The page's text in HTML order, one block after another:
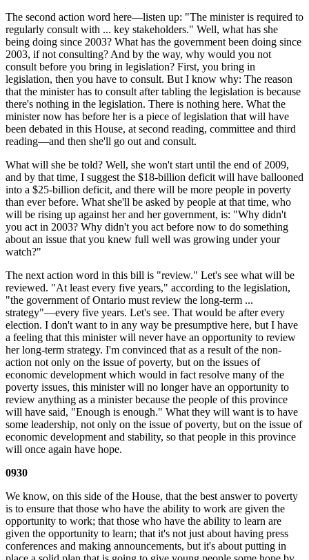
The second action word here—listen up: "The minister is required to
regularly consult with ... key stakeholders." Well, what has she
being doing since 2003? What has the government been doing since
2003, if not consulting? And by the way, why would you not
consult before you bring in legislation? First, you bring in
legislation, then you have to consult. But I know why: The reason
that the minister has to consult after tabling the legislation is because
there's nothing in the legislation. There is nothing here. What the
minister now has before her is a piece of legislation that will have
been debated in this House, at second reading, committee and third
reading—and then she'll go out and consult.
What will she be told? Well, she won't start until the end of 2009,
and by that time, I suggest the $18-billion deficit will have ballooned
into a $25-billion deficit, and there will be more people in poverty
than ever before. What she'll be asked by people at that time, who
will be rising up against her and her government, is: "Why didn't
you act in 2003? Why didn't you act before now to do something
about an issue that you knew full well was growing under your
watch?"
The next action word in this bill is "review." Let's see what will be
reviewed. "At least every five years," according to the legislation,
"the government of Ontario must review the long-term ...
strategy"—every five years. Let's see. That would be after every
election. I don't want to in any way be presumptive here, but I have
a feeling that this minister will never have an opportunity to review
her long-term strategy. I'm convinced that as a result of the non-
action not only on the issue of poverty, but on the issues of
economic development which would in fact resolve many of the
poverty issues, this minister will no longer have an opportunity to
review anything as a minister because the people of this province
will have said, "Enough is enough." What they will want is to have
some leadership, not only on the issue of poverty, but on the issue of
economic development and stability, so that people in this province
will once again have hope.
0930
We know, on this side of the House, that the best answer to poverty
is to ensure that those who have the ability to work are given the
opportunity to work; that those who have the ability to learn are
given the opportunity to learn; that it's not just about having press
conferences and making announcements, but it's about putting in